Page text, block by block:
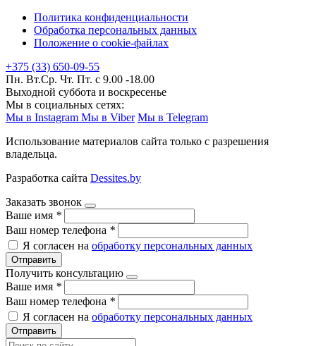
Политика конфиденциальности
Обработка персональных данных
Положение о cookie-файлах
+375 (33) 650-09-55
Пн. Вт.Ср. Чт. Пт. с 9.00 -18.00
Выходной суббота и воскресенье
Мы в социальных сетях:
Мы в Instagram Мы в Viber Мы в Telegram
Использование материалов сайта только с разрешения
владельца.
Разработка сайта Dessites.by
Заказать звонок
Ваше имя *
Ваш номер телефона *
Я согласен на обработку персональных данных
Отправить
Получить консультацию
Ваше имя *
Ваш номер телефона *
Я согласен на обработку персональных данных
Отправить